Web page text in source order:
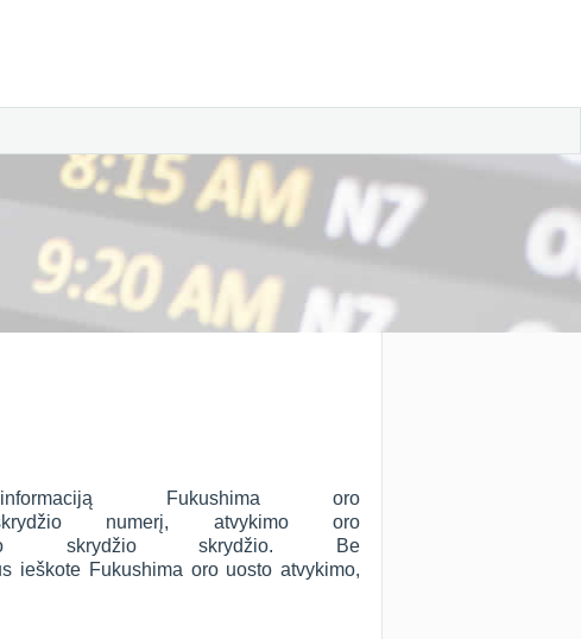
Fukushima oro
numerį, atvykimo oro
skrydžio skrydžio. Be
ieškote Fukushima oro uosto atvykimo,